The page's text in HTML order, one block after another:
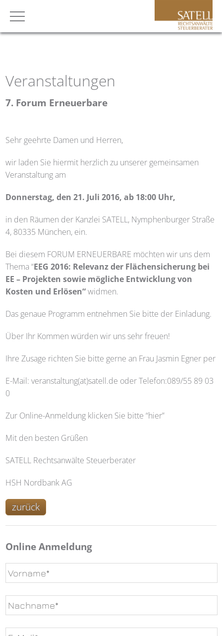
Veranstaltungen
7. Forum Erneuerbare
Sehr geehrte Damen und Herren,
wir laden Sie hiermit herzlich zu unserer gemeinsamen
Veranstaltung am
Donnerstag, den 21. Juli 2016, ab 18:00 Uhr,
in den Räumen der Kanzlei SATELL, Nymphenburger Straße
4, 80335 München, ein.
Bei diesem FORUM ERNEUERBARE möchten wir uns dem
Thema “EEG 2016: Relevanz der Flächensicherung bei
EE – Projekten sowie mögliche Entwicklung von
Kosten und Erlösen“widmen.
Das genaue Programm entnehmen Sie bitte der Einladung.
Über Ihr Kommen würden wir uns sehr freuen!
Ihre Zusage richten Sie bitte gerne an Frau Jasmin Egner per
E-Mail: veranstaltung(at)satell.de oder Telefon:089/55 89 03
0
Zur Online-Anmeldung klicken Sie bitte “hier”
Mit den besten Grüßen
SATELL Rechtsanwälte Steuerberater
HSH Nordbank AG
zurück
Online Anmeldung